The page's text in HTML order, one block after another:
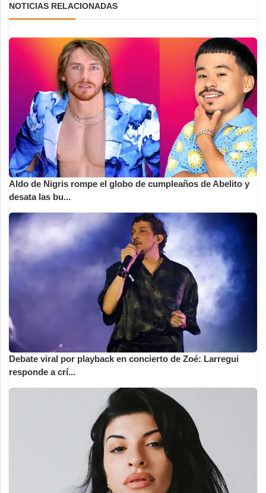
NOTICIAS RELACIONADAS
Aldo de Nigris rompe el globo de cumpleaños de Abelito y
desata las bu...
Debate viral por playback en concierto de Zoé: Larregui
responde a crí...